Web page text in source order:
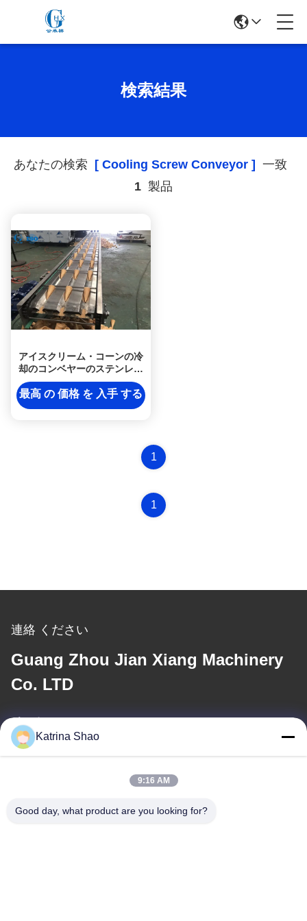
検索結果
あなたの検索 [ Cooling Screw Conveyor ]
一致
1 製品
アイスクリーム・コーンの冷
却のコンベヤーのステンレス
鋼、冷却のコンベヤ・システ
ム
最高 の 価格 を 入手 する
1
1
連絡 ください
Guang Zhou Jian Xiang Machinery
Co. LTD
メール
Katrina Shao
9:16 AM
Good day, what product are you looking for?